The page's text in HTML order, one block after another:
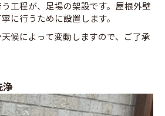
工程が、足場の架設です。屋根外壁
に行うために設置します。
候によって変動しますので、ご了承
浄